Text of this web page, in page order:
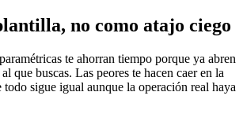
no como atajo ciego
te ahorran tiempo porque ya abren
que buscas. Las peores te hacen caer en la
todo sigue igual aunque la operación real haya